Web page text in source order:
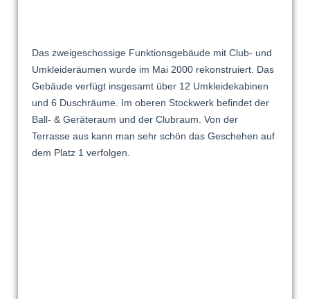
Das zweigeschossige Funktionsgebäude mit Club- und
Umkleideräumen wurde im Mai 2000 rekonstruiert. Das
Gebäude verfügt insgesamt über 12 Umkleidekabinen
und 6 Duschräume. Im oberen Stockwerk befindet der
Ball- & Geräteraum und der Clubraum. Von der
Terrasse aus kann man sehr schön das Geschehen auf
dem Platz 1 verfolgen.